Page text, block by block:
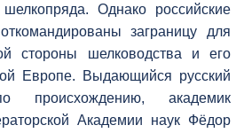
Однако российские
заграницу для
стороны шелководства и его
Европе. Выдающийся русский
происхождению, академик
Академии наук Фёдор